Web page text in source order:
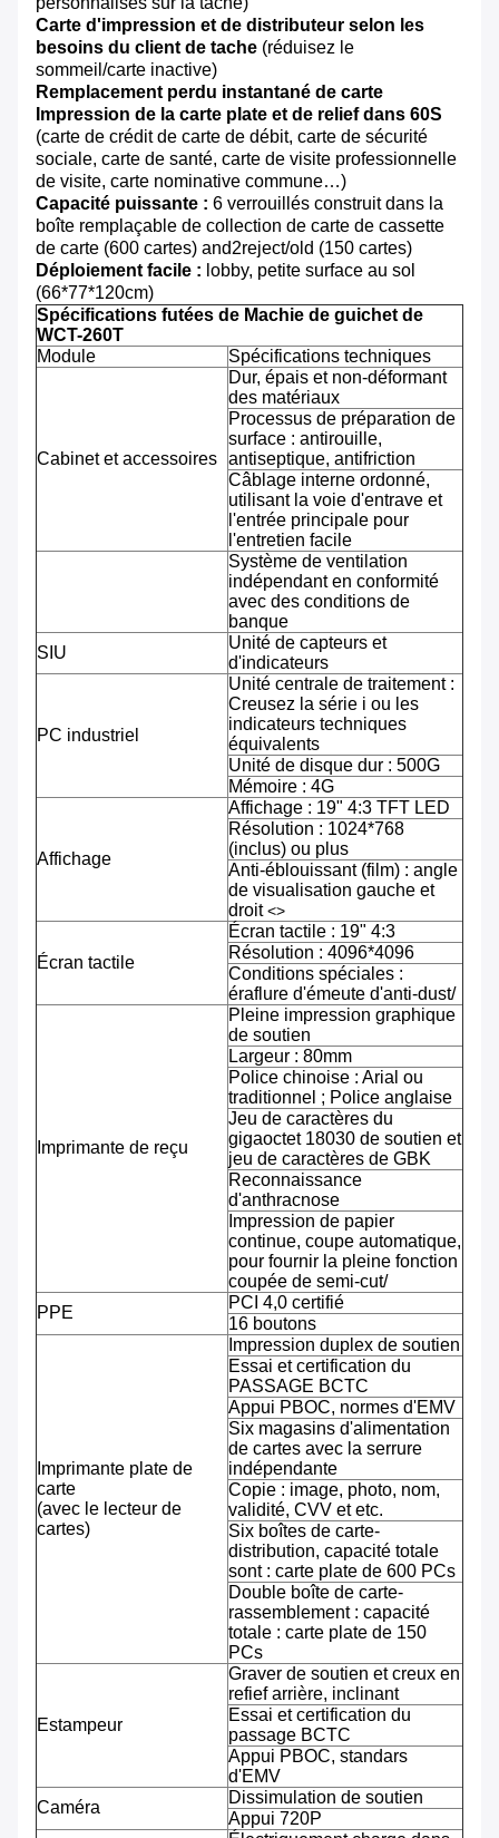
Carte d'impression et de distributeur selon les
besoins du client de tache (réduisez le
sommeil/carte inactive)
Remplacement perdu instantané de carte
Impression de la carte plate et de relief dans 60S
(carte de crédit de carte de débit, carte de sécurité
sociale, carte de santé, carte de visite professionnelle
de visite, carte nominative commune…)
Capacité puissante : 6 verrouillés construit dans la
boîte remplaçable de collection de carte de cassette
de carte (600 cartes) and2reject/old (150 cartes)
Déploiement facile : lobby, petite surface au sol
(66*77*120cm)
Spécifications futées de Machie de guichet de
WCT-260T
Module
Spécifications techniques
Cabinet et accessoires
Dur, épais et non-déformant
des matériaux
Processus de préparation de
surface : antirouille,
antiseptique, antifriction
Câblage interne ordonné,
utilisant la voie d'entrave et
l'entrée principale pour
l'entretien facile
Système de ventilation
indépendant en conformité
avec des conditions de
banque
SIU
Unité de capteurs et
d'indicateurs
PC industriel
Unité centrale de traitement :
Creusez la série i ou les
indicateurs techniques
équivalents
Unité de disque dur : 500G
Mémoire : 4G
Affichage
Affichage : 19" 4:3 TFT LED
Résolution : 1024*768
(inclus) ou plus
Anti-éblouissant (film) : angle
de visualisation gauche et
droit<>
Écran tactile
Écran tactile : 19" 4:3
Résolution : 4096*4096
Conditions spéciales :
éraflure d'émeute d'anti-dust/
Imprimante de reçu
Pleine impression graphique
de soutien
Largeur : 80mm
Police chinoise : Arial ou
traditionnel ; Police anglaise
Jeu de caractères du
gigaoctet 18030 de soutien et
jeu de caractères de GBK
Reconnaissance
d'anthracnose
Impression de papier
continue, coupe automatique,
pour fournir la pleine fonction
coupée de semi-cut/
PPE
PCI 4,0 certifié
16 boutons
Imprimante plate de
carte
(avec le lecteur de
cartes)
Impression duplex de soutien
Essai et certification du
PASSAGE BCTC
Appui PBOC, normes d'EMV
Six magasins d'alimentation
de cartes avec la serrure
indépendante
Copie : image, photo, nom,
validité, CVV et etc.
Six boîtes de carte-
distribution, capacité totale
sont : carte plate de 600 PCs
Double boîte de carte-
rassemblement : capacité
totale : carte plate de 150
PCs
Estampeur
Graver de soutien et creux en
refief arrière, inclinant
Essai et certification du
passage BCTC
Appui PBOC, standars
d'EMV
Caméra
Dissimulation de soutien
Appui 720P